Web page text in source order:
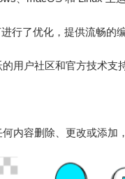
行了优化，提供流畅的编
用户社区和官方技术支持
内容删除、更改或添加